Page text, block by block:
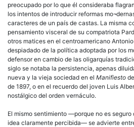
preocupado por lo que él consideraba
los intentos de introducir reformas
caracteres de un país de castas. La misma
pensamiento visceral de su compatriota
otros matices en el centroamericano
despiadado de la política adoptada por los
defensor en cambio de las oligarquías
siglo se notaba la persistencia, apenas
nueva y la vieja sociedad en el Manifiesto
de 1897, o en el recuerdo del joven Luis
nostálgico del orden vernáculo.
El mismo sentimiento —porque no es seguro
idea claramente percibida— se advierte